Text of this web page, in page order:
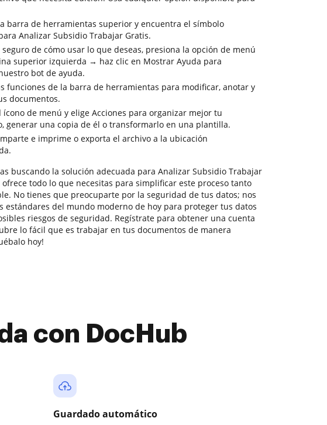
barra de herramientas superior y encuentra el símbolo
Analizar Subsidio Trabajar Gratis.
seguro de cómo usar lo que deseas, presiona la opción de menú
superior izquierda → haz clic en Mostrar Ayuda para
bot de ayuda.
funciones de la barra de herramientas para modificar, anotar y
documentos.
ícono de menú y elige Acciones para organizar mejor tu
generar una copia de él o transformarlo en una plantilla.
e imprime o exporta el archivo a la ubicación
buscando la solución adecuada para Analizar Subsidio Trabajar
ofrece todo lo que necesitas para simplificar este proceso tanto
No tienes que preocuparte por la seguridad de tus datos; nos
estándares del mundo moderno de hoy para proteger tus datos
riesgos de seguridad. Regístrate para obtener una cuenta
lo fácil que es trabajar en tus documentos de manera
hoy!
con DocHub
Guardado automático